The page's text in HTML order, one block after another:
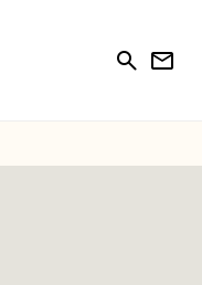
search newsletter